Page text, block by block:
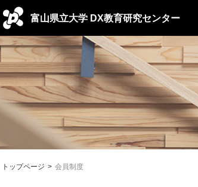
富山県立大学 DX教育研究センター
トップページ 会員制度